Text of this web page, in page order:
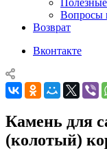
Вопросы
Возврат
Вконтакте
Камень для
(колотый)